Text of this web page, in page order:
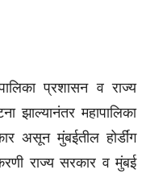
प्रशासन व राज्य
झाल्यानंतर महापालिका
असून मुंबईतील होर्डींग
राज्य सरकार व मुंबई